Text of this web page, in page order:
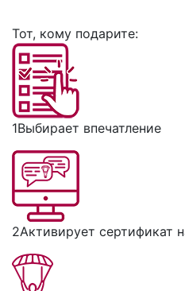
Тот, кому подарите:
1Выбирает впечатление
2Активирует сертификат